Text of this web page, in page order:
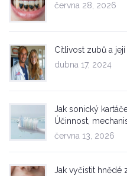
června 28, 2026
Citlivost zubů a
dubna 17, 2024
Jak sonický
Účinnost,
června 13, 2026
Jak vyčistit hnědé